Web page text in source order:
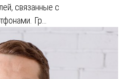
связанные с
Гр…